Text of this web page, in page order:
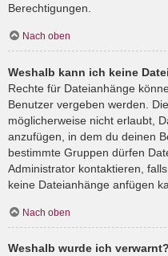
Berechtigungen.
Nach oben
Weshalb kann ich keine
Rechte für Dateianhänge
Benutzer vergeben werden.
möglicherweise nicht erlaubt,
anzufügen, in dem du deinen
bestimmte Gruppen dürfen
Administrator kontaktieren,
keine Dateianhänge anfügen
Nach oben
Weshalb wurde ich verwarnt?